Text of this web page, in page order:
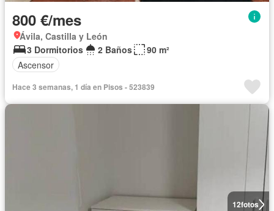
800 €/mes
Ávila, Castilla y León
3 Dormitorios
2 Baños
90 m²
Ascensor
Hace 3 semanas, 1 día en Pisos - 523839
12fotos